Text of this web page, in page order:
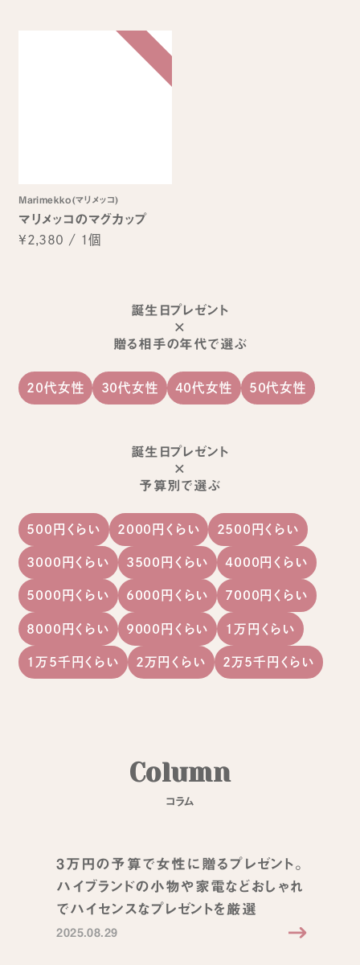
Marimekko(マリメッコ)
マリメッコのマグカップ
¥2,380 / 1個
誕生日プレゼント
×
贈る相手の年代で選ぶ
20代女性 30代女性 40代女性 50代女性
誕生日プレゼント
×
予算別で選ぶ
500円くらい 2000円くらい 2500円くらい
3000円くらい 3500円くらい 4000円くらい
5000円くらい 6000円くらい 7000円くらい
8000円くらい 9000円くらい 1万円くらい
1万5千円くらい 2万円くらい 2万5千円くらい
Column
コラム
3万円の予算で女性に贈るプレゼント。
ハイブランドの小物や家電などおしゃれ
でハイセンスなプレゼントを厳選
2025.08.29